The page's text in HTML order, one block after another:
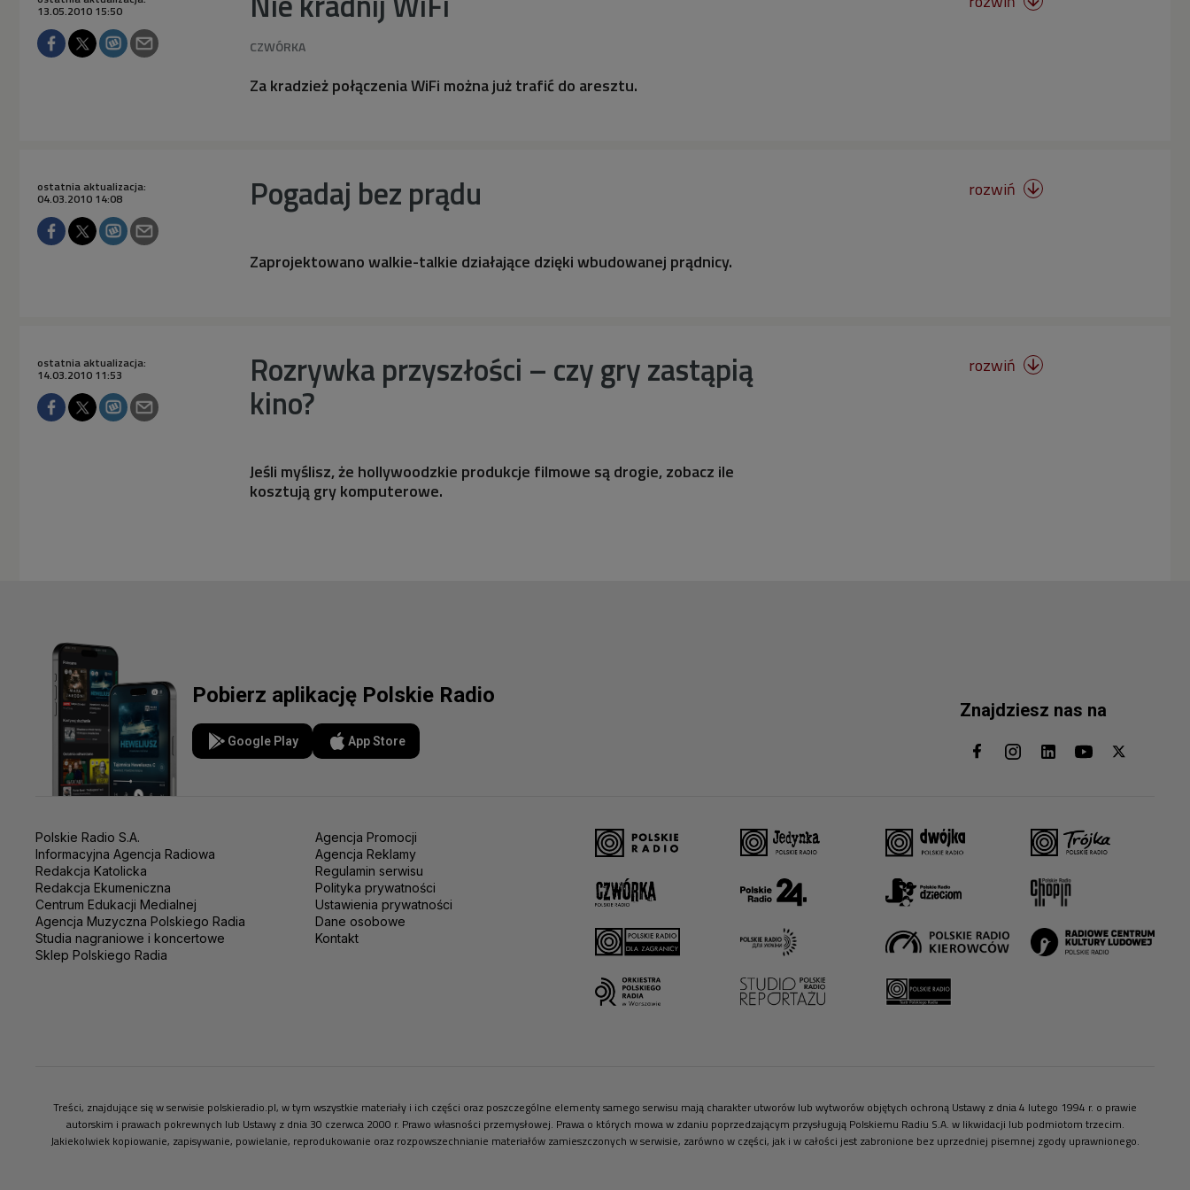
13.05.2010 15:50
Za kradzież połączenia WiFi można już trafić do aresztu.
Pogadaj bez prądu
ostatnia aktualizacja:
04.03.2010 14:08
Zaprojektowano walkie-talkie działające dzięki wbudowanej prądnicy.
rozwiń 
Rozrywka przyszłości – czy gry zastąpią
kino?
ostatnia aktualizacja:
14.03.2010 11:53
Jeśli myślisz, że hollywoodzkie produkcje filmowe są drogie, zobacz ile
kosztują gry komputerowe.
rozwiń 
Pobierz aplikację Polskie Radio
Google Play App Store
Znajdziesz nas na
Polskie Radio S.A.
Informacyjna Agencja Radiowa
Redakcja Katolicka
Redakcja Ekumeniczna
Centrum Edukacji Medialnej
Agencja Muzyczna Polskiego Radia
Studia nagraniowe i koncertowe
Sklep Polskiego Radia
Agencja Promocji
Agencja Reklamy
Regulamin serwisu
Polityka prywatności
Ustawienia prywatności
Dane osobowe
Kontakt
Treści, znajdujące się w serwisie polskieradio.pl, w tym wszystkie materiały i ich części oraz poszczególne elementy samego serwisu mają charakter utworów lub wytworów objętych ochroną Ustawy z dnia 4 lutego 1994 r. o prawie
autorskim i prawach pokrewnych lub Ustawy z dnia 30 czerwca 2000 r. Prawo własności przemysłowej. Prawa o których mowa w zdaniu poprzedzającym przysługują Polskiemu Radiu S.A. w likwidacji lub podmiotom trzecim.
Jakiekolwiek kopiowanie, zapisywanie, powielanie, reprodukowanie oraz rozpowszechnianie materiałów zamieszczonych w serwisie, zarówno w części, jak i w całości jest zabronione bez uprzedniej pisemnej zgody uprawnionego.